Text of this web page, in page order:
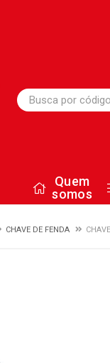
Quem
somos
CHAVE DE FENDA